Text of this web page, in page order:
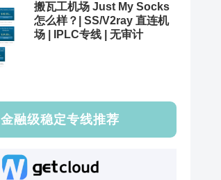
搬瓦工机场 Just My Socks
怎么样？| SS/V2ray 直连机
场 | IPLC专线 | 无审计
金融级稳定专线推荐